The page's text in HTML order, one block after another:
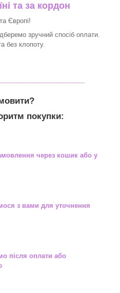
та за кордон
Європі!
зручний спосіб оплати.
без клопоту.
покупки:
через кошик або у
з вами для уточнення
після оплати або